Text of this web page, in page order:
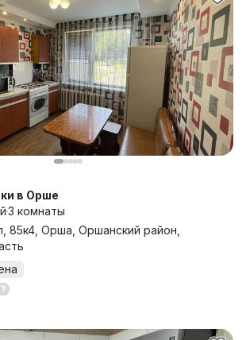
в Орше
3 комнаты
85к4, Орша, Оршанский район,